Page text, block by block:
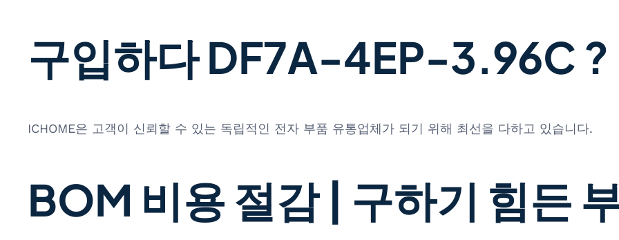
구입하다 DF7A-4EP-3.96C ?
ICHOME은 고객이 신뢰할 수 있는 독립적인 전자 부품 유통업체가 되기 위해 최선을 다하고 있습니다.
BOM 비용 절감 | 구하기 힘든